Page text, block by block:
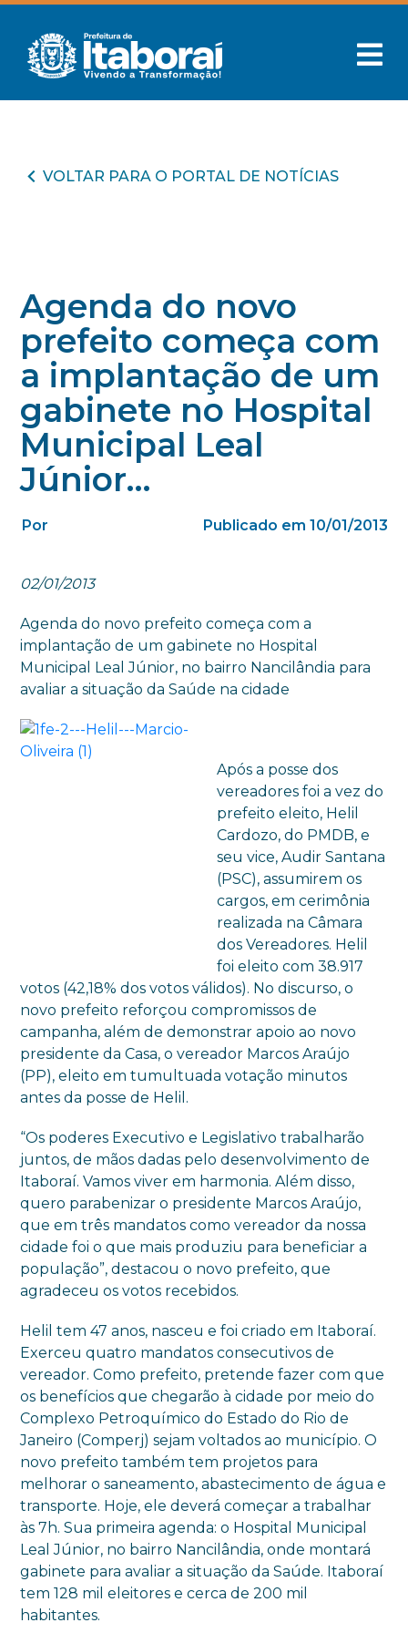
VOLTAR PARA O PORTAL DE NOTÍCIAS
Agenda do novo
prefeito começa com
a implantação de um
gabinete no Hospital
Municipal Leal
Júnior…
Por Publicado em 10/01/2013
02/01/2013
Agenda do novo prefeito começa com a
implantação de um gabinete no Hospital
Municipal Leal Júnior, no bairro Nancilândia para
avaliar a situação da Saúde na cidade
Após a posse dos
vereadores foi a vez do
prefeito eleito, Helil
Cardozo, do PMDB, e
seu vice, Audir Santana
(PSC), assumirem os
cargos, em cerimônia
realizada na Câmara
dos Vereadores. Helil
foi eleito com 38.917
votos (42,18% dos votos válidos). No discurso, o
novo prefeito reforçou compromissos de
campanha, além de demonstrar apoio ao novo
presidente da Casa, o vereador Marcos Araújo
(PP), eleito em tumultuada votação minutos
antes da posse de Helil.
“Os poderes Executivo e Legislativo trabalharão
juntos, de mãos dadas pelo desenvolvimento de
Itaboraí. Vamos viver em harmonia. Além disso,
quero parabenizar o presidente Marcos Araújo,
que em três mandatos como vereador da nossa
cidade foi o que mais produziu para beneficiar a
população”, destacou o novo prefeito, que
agradeceu os votos recebidos.
Helil tem 47 anos, nasceu e foi criado em Itaboraí.
Exerceu quatro mandatos consecutivos de
vereador. Como prefeito, pretende fazer com que
os benefícios que chegarão à cidade por meio do
Complexo Petroquímico do Estado do Rio de
Janeiro (Comperj) sejam voltados ao município. O
novo prefeito também tem projetos para
melhorar o saneamento, abastecimento de água e
transporte. Hoje, ele deverá começar a trabalhar
às 7h. Sua primeira agenda: o Hospital Municipal
Leal Júnior, no bairro Nancilândia, onde montará
gabinete para avaliar a situação da Saúde. Itaboraí
tem 128 mil eleitores e cerca de 200 mil
habitantes.